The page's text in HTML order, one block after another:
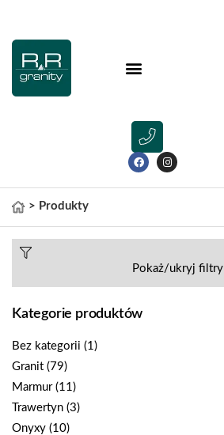
> Produkty
Pokaż/ukryj filtry
Kategorie produktów
Bez kategorii (1)
Granit (79)
Marmur (11)
Trawertyn (3)
Onyxy (10)